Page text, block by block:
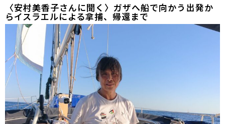
〈安村美香子さんに聞く〉ガザへ船で向かう――出発か
らイスラエルによる拿捕、帰還まで